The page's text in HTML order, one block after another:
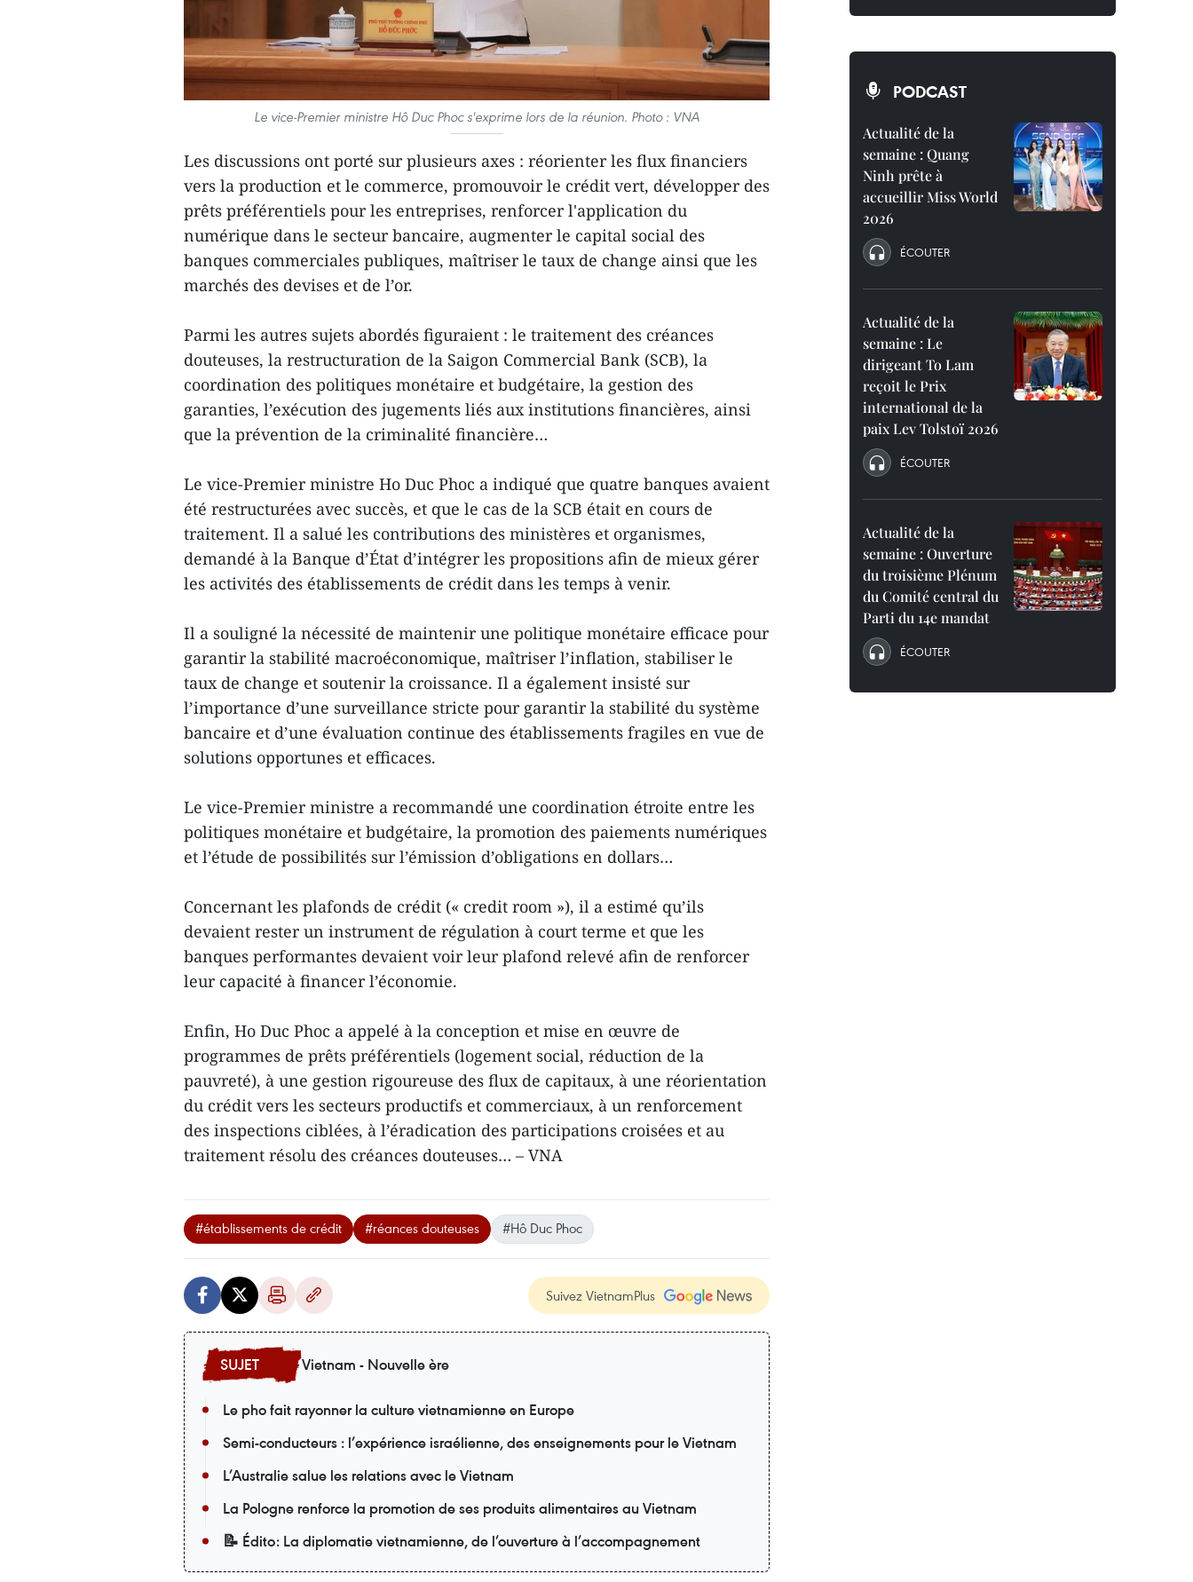
Le vice-Premier ministre Hô Duc Phoc s'exprime lors de la réunion. Photo : VNA
Les discussions ont porté sur plusieurs axes : réorienter les flux financiers
vers la production et le commerce, promouvoir le crédit vert, développer des
prêts préférentiels pour les entreprises, renforcer l'application du
numérique dans le secteur bancaire, augmenter le capital social des
banques commerciales publiques, maîtriser le taux de change ainsi que les
marchés des devises et de l’or.
Parmi les autres sujets abordés figuraient : le traitement des créances
douteuses, la restructuration de la Saigon Commercial Bank (SCB), la
coordination des politiques monétaire et budgétaire, la gestion des
garanties, l’exécution des jugements liés aux institutions financières, ainsi
que la prévention de la criminalité financière…
Le vice-Premier ministre Ho Duc Phoc a indiqué que quatre banques avaient
été restructurées avec succès, et que le cas de la SCB était en cours de
traitement. Il a salué les contributions des ministères et organismes,
demandé à la Banque d’État d’intégrer les propositions afin de mieux gérer
les activités des établissements de crédit dans les temps à venir.
Il a souligné la nécessité de maintenir une politique monétaire efficace pour
garantir la stabilité macroéconomique, maîtriser l’inflation, stabiliser le
taux de change et soutenir la croissance. Il a également insisté sur
l’importance d’une surveillance stricte pour garantir la stabilité du système
bancaire et d’une évaluation continue des établissements fragiles en vue de
solutions opportunes et efficaces.
Le vice-Premier ministre a recommandé une coordination étroite entre les
politiques monétaire et budgétaire, la promotion des paiements numériques
et l’étude de possibilités sur l’émission d’obligations en dollars…
Concernant les plafonds de crédit (« credit room »), il a estimé qu’ils
devaient rester un instrument de régulation à court terme et que les
banques performantes devaient voir leur plafond relevé afin de renforcer
leur capacité à financer l’économie.
Enfin, Ho Duc Phoc a appelé à la conception et mise en œuvre de
programmes de prêts préférentiels (logement social, réduction de la
pauvreté), à une gestion rigoureuse des flux de capitaux, à une réorientation
du crédit vers les secteurs productifs et commerciaux, à un renforcement
des inspections ciblées, à l’éradication des participations croisées et au
traitement résolu des créances douteuses… – VNA
#établissements de crédit #réances douteuses #Hô Duc Phoc
Suivez VietnamPlus
Vietnam - Nouvelle ère
Le pho fait rayonner la culture vietnamienne en Europe
Semi-conducteurs : l’expérience israélienne, des enseignements pour le Vietnam
L’Australie salue les relations avec le Vietnam
La Pologne renforce la promotion de ses produits alimentaires au Vietnam
📝 Édito: La diplomatie vietnamienne, de l’ouverture à l’accompagnement
PODCAST
Actualité de la
semaine : Quang
Ninh prête à
accueillir Miss World
2026
ÉCOUTER
Actualité de la
semaine : Le
dirigeant To Lam
reçoit le Prix
international de la
paix Lev Tolstoï 2026
ÉCOUTER
Actualité de la
semaine : Ouverture
du troisième Plénum
du Comité central du
Parti du 14e mandat
ÉCOUTER